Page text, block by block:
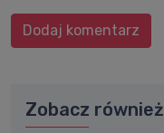
Dodaj komentarz
Zobacz również